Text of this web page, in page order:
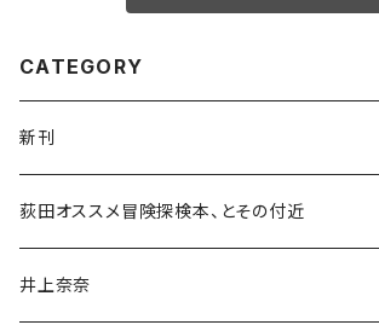
CATEGORY
新刊
和書
文学・小説・物語
荻田オススメ冒険探検本、とその付近
井上奈奈